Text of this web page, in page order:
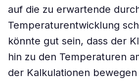
auf die zu erwartende
Temperaturentwicklung
könnte gut sein, dass der
hin zu den Temperaturen
der Kalkulationen